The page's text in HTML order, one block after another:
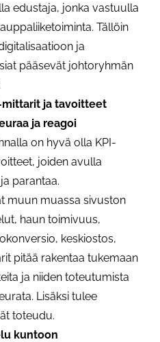
edustaja, jonka vastuulla
Tällöin
ja
pääsevät johtoryhmän
mittarit ja tavoitteet
ja reagoi
on hyvä olla KPI-
joiden avulla
parantaa.
muun muassa sivuston
haun toimivuus,
keskiostos,
pitää rakentaa tukemaan
ja niiden toteutumista
Lisäksi tulee
toteudu.
kuntoon